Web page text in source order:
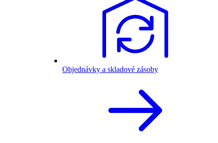
Objednávky a skladové zásoby